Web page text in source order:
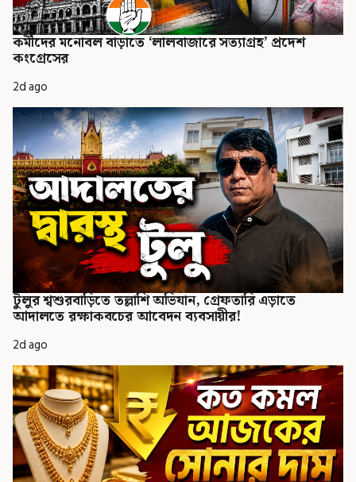
কর্মীদের মনোবল বাড়াতে ‘লালবাজারে সত্যাগ্রহ’ প্রদেশ
কংগ্রেসের
2d ago
টুলুর শ্বশুরবাড়িতে তল্লাশি অভিযান, গ্রেফতারি এড়াতে
আদালতে রক্ষাকবচের আবেদন ব্যবসায়ীর!
2d ago